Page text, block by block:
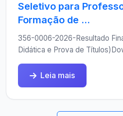
Seletivo para
Formação de ...
356-0006-2026-Resultado
Didática e Prova de
Leia mais